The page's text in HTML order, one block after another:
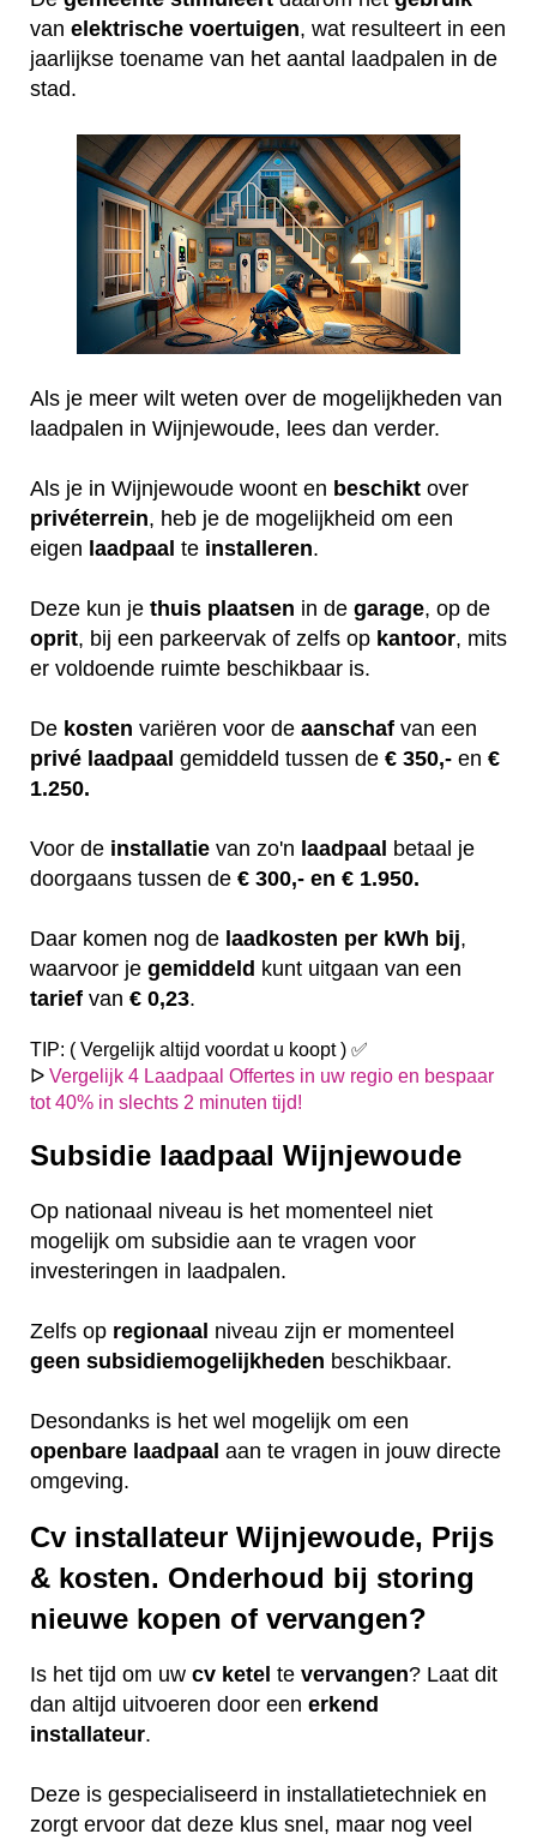
van elektrische voertuigen, wat resulteert in een
jaarlijkse toename van het aantal laadpalen in de
stad.
Als je meer wilt weten over de mogelijkheden van
laadpalen in Wijnjewoude, lees dan verder.
Als je in Wijnjewoude woont en beschikt over
privéterrein, heb je de mogelijkheid om een
eigen laadpaal te installeren.
Deze kun je thuis plaatsen in de garage, op de
oprit, bij een parkeervak of zelfs op kantoor, mits
er voldoende ruimte beschikbaar is.
De kosten variëren voor de aanschaf van een
privé laadpaal gemiddeld tussen de € 350,- en €
1.250.
Voor de installatie van zo'n laadpaal betaal je
doorgaans tussen de € 300,- en € 1.950.
Daar komen nog de laadkosten per kWh bij,
waarvoor je gemiddeld kunt uitgaan van een
tarief van € 0,23.
TIP: ( Vergelijk altijd voordat u koopt ) ✅
ᐅ Vergelijk 4 Laadpaal Offertes in uw regio en bespaar
tot 40% in slechts 2 minuten tijd!
Subsidie laadpaal Wijnjewoude
Op nationaal niveau is het momenteel niet
mogelijk om subsidie aan te vragen voor
investeringen in laadpalen.
Zelfs op regionaal niveau zijn er momenteel
geen subsidiemogelijkheden beschikbaar.
Desondanks is het wel mogelijk om een
openbare laadpaal aan te vragen in jouw directe
omgeving.
Cv installateur Wijnjewoude, Prijs
& kosten. Onderhoud bij storing
nieuwe kopen of vervangen?
Is het tijd om uw cv ketel te vervangen? Laat dit
dan altijd uitvoeren door een erkend
installateur.
Deze is gespecialiseerd in installatietechniek en
zorgt ervoor dat deze klus snel, maar nog veel